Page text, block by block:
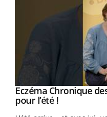
Youtube
Eczéma Chronique
pour l’été !Youtube